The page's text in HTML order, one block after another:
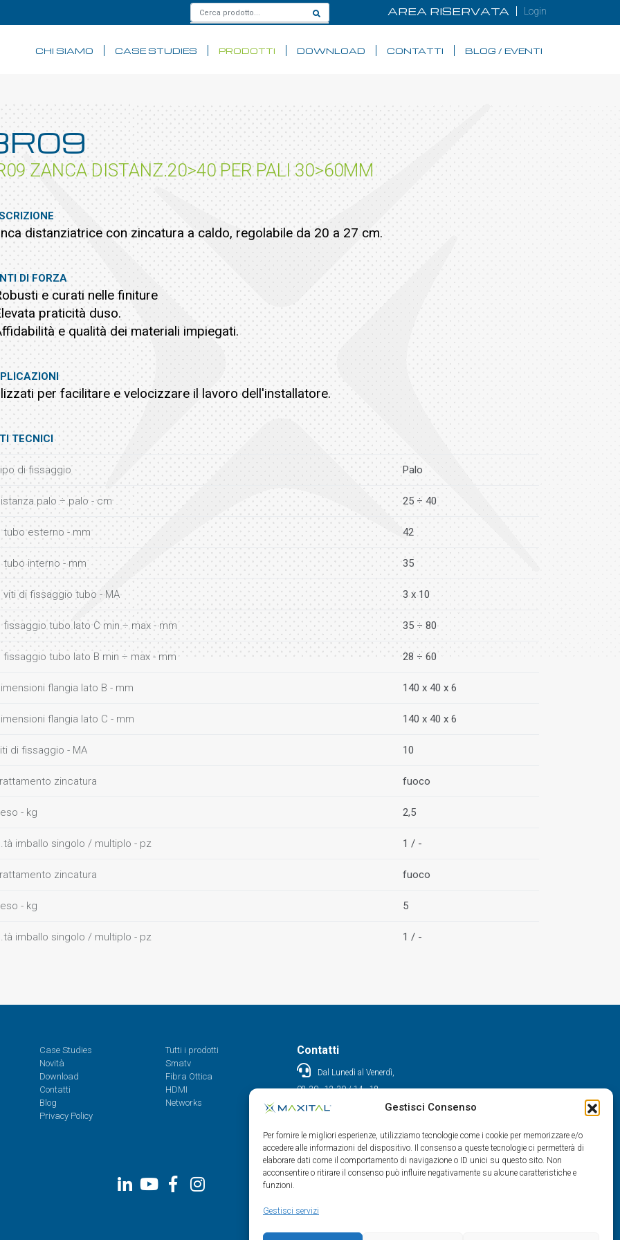
Gestisci Consenso
Per fornire le migliori esperienze, utilizziamo tecnologie come i cookie per memorizzare e/o
accedere alle informazioni del dispositivo. Il consenso a queste tecnologie ci permetterà di
elaborare dati come il comportamento di navigazione o ID unici su questo sito. Non
acconsentire o ritirare il consenso può influire negativamente su alcune caratteristiche e
funzioni.
Gestisci servizi
AREA RISERVATA Login
CHI SIAMO CASE STUDIES PRODOTTI DOWNLOAD CONTATTI BLOG / EVENTI
ZANCA DISTANZ.20>40 PER PALI 30>60MM
distanziatrice con zincatura a caldo, regolabile da 20 a 27 cm.
DI FORZA
e curati nelle finiture
praticità duso.
e qualità dei materiali impiegati.
per facilitare e velocizzare il lavoro dell'installatore.
TECNICI
di fissaggio Palo
palo ÷ palo - cm 25 ÷ 40
tubo esterno - mm 42
tubo interno - mm 35
viti di fissaggio tubo - MA 3 x 10
fissaggio tubo lato C min ÷ max - mm 35 ÷ 80
fissaggio tubo lato B min ÷ max - mm 28 ÷ 60
flangia lato B - mm 140 x 40 x 6
flangia lato C - mm 140 x 40 x 6
di fissaggio - MA 10
zincatura fuoco
- kg 2,5
imballo singolo / multiplo - pz 1 / -
zincatura fuoco
- kg 5
imballo singolo / multiplo - pz 1 / -
Case Studies
Novità
Download
Contatti
Blog
Privacy Policy
Tutti i prodotti
Smatv
Fibra Ottica
HDMI
Networks
Contatti
Dal Lunedì al Venerdì,
08.30 - 12.30 / 14 - 18
0522/909701
info@maxital.it